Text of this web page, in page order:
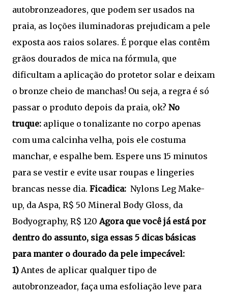
autobronzeadores, que podem ser usados na
praia, as loções iluminadoras prejudicam a pele
exposta aos raios solares. É porque elas contêm
grãos dourados de mica na fórmula, que
dificultam a aplicação do protetor solar e deixam
o bronze cheio de manchas! Ou seja, a regra é só
passar o produto depois da praia, ok? No
truque: aplique o tonalizante no corpo apenas
com uma calcinha velha, pois ele costuma
manchar, e espalhe bem. Espere uns 15 minutos
para se vestir e evite usar roupas e lingeries
brancas nesse dia. Ficadica: Nylons Leg Make-
up, da Aspa, R$ 50 Mineral Body Gloss, da
Bodyography, R$ 120Agora que você já está por
dentro do assunto, siga essas 5 dicas básicas
para manter o dourado da pele impecável:
1) Antes de aplicar qualquer tipo de
autobronzeador, faça uma esfoliação leve para